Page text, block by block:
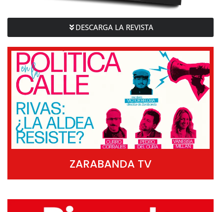
DESCARGA LA REVISTA
ZARABANDA TV